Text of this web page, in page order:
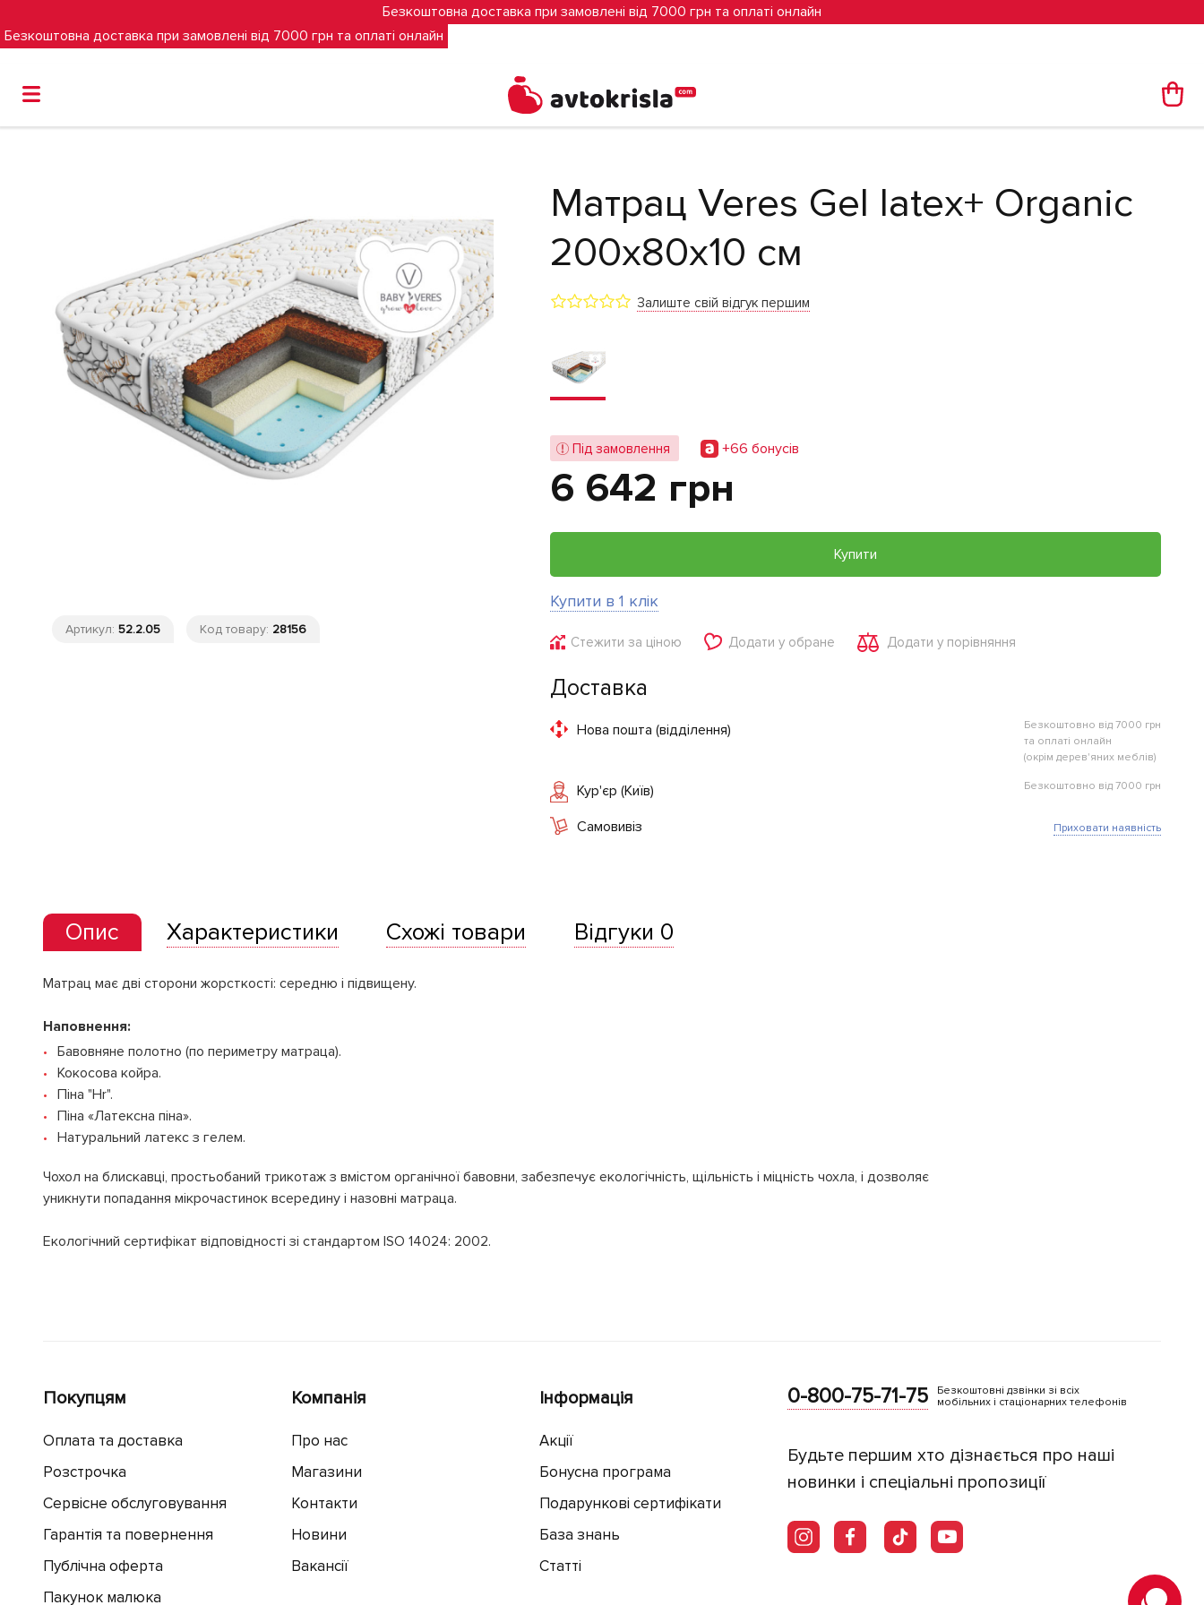
Безкоштовна доставка при замовлені від 7000 грн та оплаті онлайн
Безкоштовна доставка при замовлені від 7000 грн та оплаті онлайн
Артикул: 52.2.05 Код товару: 28156
Матрац Veres Gel latex+ Organic
200х80х10 см
Залиште свій відгук першим
Під замовлення +66 бонусiв
6 642 грн
Купити
Купити в 1 клік
Стежити за ціною Додати у обране Додати у порівняння
Доставка
Нова пошта (відділення)
Безкоштовно від 7000 грн
та оплаті онлайн
(окрім дерев'яних меблів)
Кур'єр (Київ) Безкоштовно від 7000 грн
Самовивіз Приховати наявність
Опис Характеристики Схожі товари Відгуки 0
Матрац має дві сторони жорсткості: середню і підвищену.
Наповнення:
Бавовняне полотно (по периметру матраца).
Кокосова койра.
Піна "Hr".
Піна «Латексна піна».
Натуральний латекс з гелем.
Чохол на блискавці, простьобаний трикотаж з вмістом органічної бавовни, забезпечує екологічність, щільність і міцність чохла, і дозволяє
уникнути попадання мікрочастинок всередину і назовні матраца.
Екологічний сертифікат відповідності зі стандартом ISO 14024: 2002.
Покупцям
Оплата та доставка
Розстрочка
Сервісне обслуговування
Гарантія та повернення
Публічна оферта
Пакунок малюка
Компанія
Про нас
Магазини
Контакти
Новини
Вакансії
Інформація
Акції
Бонусна програма
Подарункові сертифікати
База знань
Статті
0-800-75-71-75
Безкоштовні дзвінки зі всіх
мобільних і стаціонарних телефонів
Будьте першим хто дізнається про наші
новинки і спеціальні пропозиції